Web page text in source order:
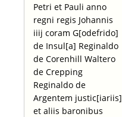
Petri et Pauli anno
regni regis Johannis
iiij coram G[odefrido]
de Insul[a] Reginaldo
de Corenhill Waltero
de Crepping
Reginaldo de
Argentem justic[iariis]
et aliis baronibus